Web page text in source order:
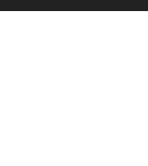
يُعدّ نزع